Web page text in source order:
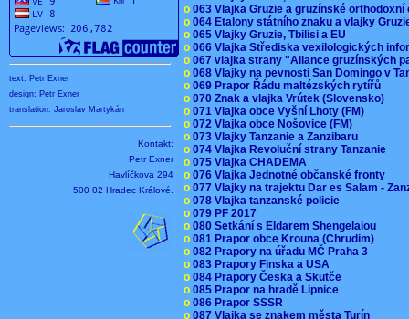
text: Petr Exner
design: Petr Exner
translation: Jaroslav Martykán
Kontakt:
Petr Exner
Havlíčkova 294
500 02 Hradec Králové.
o 063 Vlajka Gruzie a gruzínské
o 064 Etalony státního znaku a vlajky
o 065 Vlajky Gruzie, Tbilisi a EU
o 066 Vlajka Střediska vexilologických
o 067 vlajka strany "Aliance gruzínských
o 068 Vlajky na pevnosti San Domingo v
o 069 Prapor Řádu maltézských rytířů
o 070 Znak a vlajka Vrútek (Slovensko)
o 071 Vlajka obce Vyšní Lhoty (FM)
o 072 Vlajka obce Nošovice (FM)
o 073 Vlajky Tanzanie a Zanzibaru
o 074 Vlajka Revoluční strany Tanzanie
o 075 Vlajka CHADEMA
o 076 Vlajka Jednotné občanské fronty
o 077 Vlajky na trajektu Dar es Salam -
o 078 Vlajka tanzanské policie
o 079 PF 2017
o 080 Setkání s Eldarem Shengelaiou
o 081 Prapor obce Krouna (Chrudim)
o 082 Prapory na úřadu MČ Praha 3
o 083 Prapory Finska a USA
o 084 Prapory Česka a Skutče
o 085 Prapor na hradě Lipnice
o 086 Prapor SSSR
o 087 Vlajka se znakem města Turín